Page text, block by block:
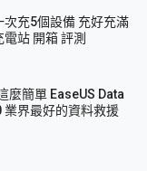
充5個設備 充好充滿
電站 開箱 評測
麼簡單 EaseUS Data
界最好的資料救援